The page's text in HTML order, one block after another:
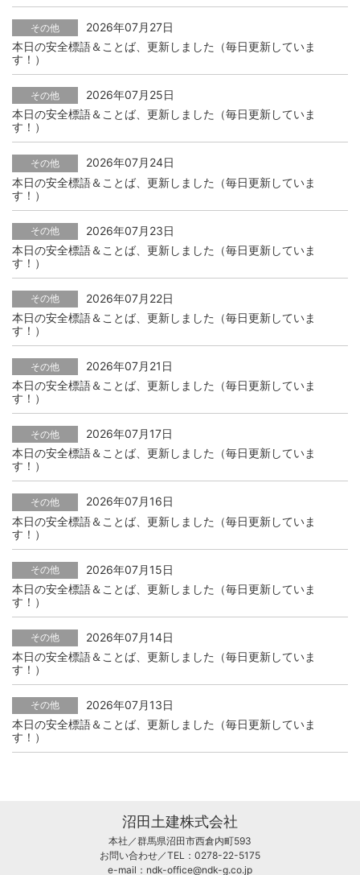
その他
2026年07月27日
本日の安全標語＆ことば、更新しました（毎日更新していま
す！）
その他
2026年07月25日
本日の安全標語＆ことば、更新しました（毎日更新していま
す！）
その他
2026年07月24日
本日の安全標語＆ことば、更新しました（毎日更新していま
す！）
その他
2026年07月23日
本日の安全標語＆ことば、更新しました（毎日更新していま
す！）
その他
2026年07月22日
本日の安全標語＆ことば、更新しました（毎日更新していま
す！）
その他
2026年07月21日
本日の安全標語＆ことば、更新しました（毎日更新していま
す！）
その他
2026年07月17日
本日の安全標語＆ことば、更新しました（毎日更新していま
す！）
その他
2026年07月16日
本日の安全標語＆ことば、更新しました（毎日更新していま
す！）
その他
2026年07月15日
本日の安全標語＆ことば、更新しました（毎日更新していま
す！）
その他
2026年07月14日
本日の安全標語＆ことば、更新しました（毎日更新していま
す！）
その他
2026年07月13日
本日の安全標語＆ことば、更新しました（毎日更新していま
す！）
沼田土建株式会社
本社／群馬県沼田市西倉内町593
お問い合わせ／TEL：0278-22-5175
e-mail： ndk-office@ndk-g.co.jp